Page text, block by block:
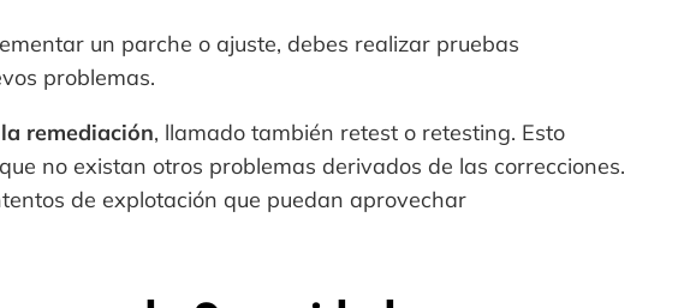
un parche o ajuste, debes realizar pruebas
problemas.
remediación, llamado también retest o retesting. Esto
no existan otros problemas derivados de las correcciones.
de explotación que puedan aprovechar